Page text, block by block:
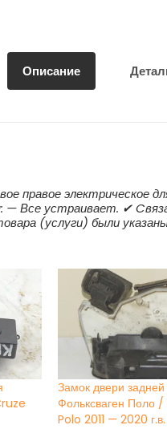
Описание
правое электрическое
— Все устраивает. ✔
(услуги) были
Замок двери
Фольксваген Поло
Polo 2011 — 2020 г.в.